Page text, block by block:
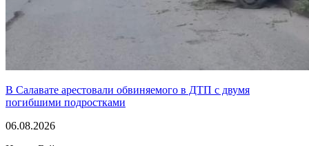
В Салавате арестовали обвиняемого в ДТП с двумя
погибшими подростками
06.08.2026